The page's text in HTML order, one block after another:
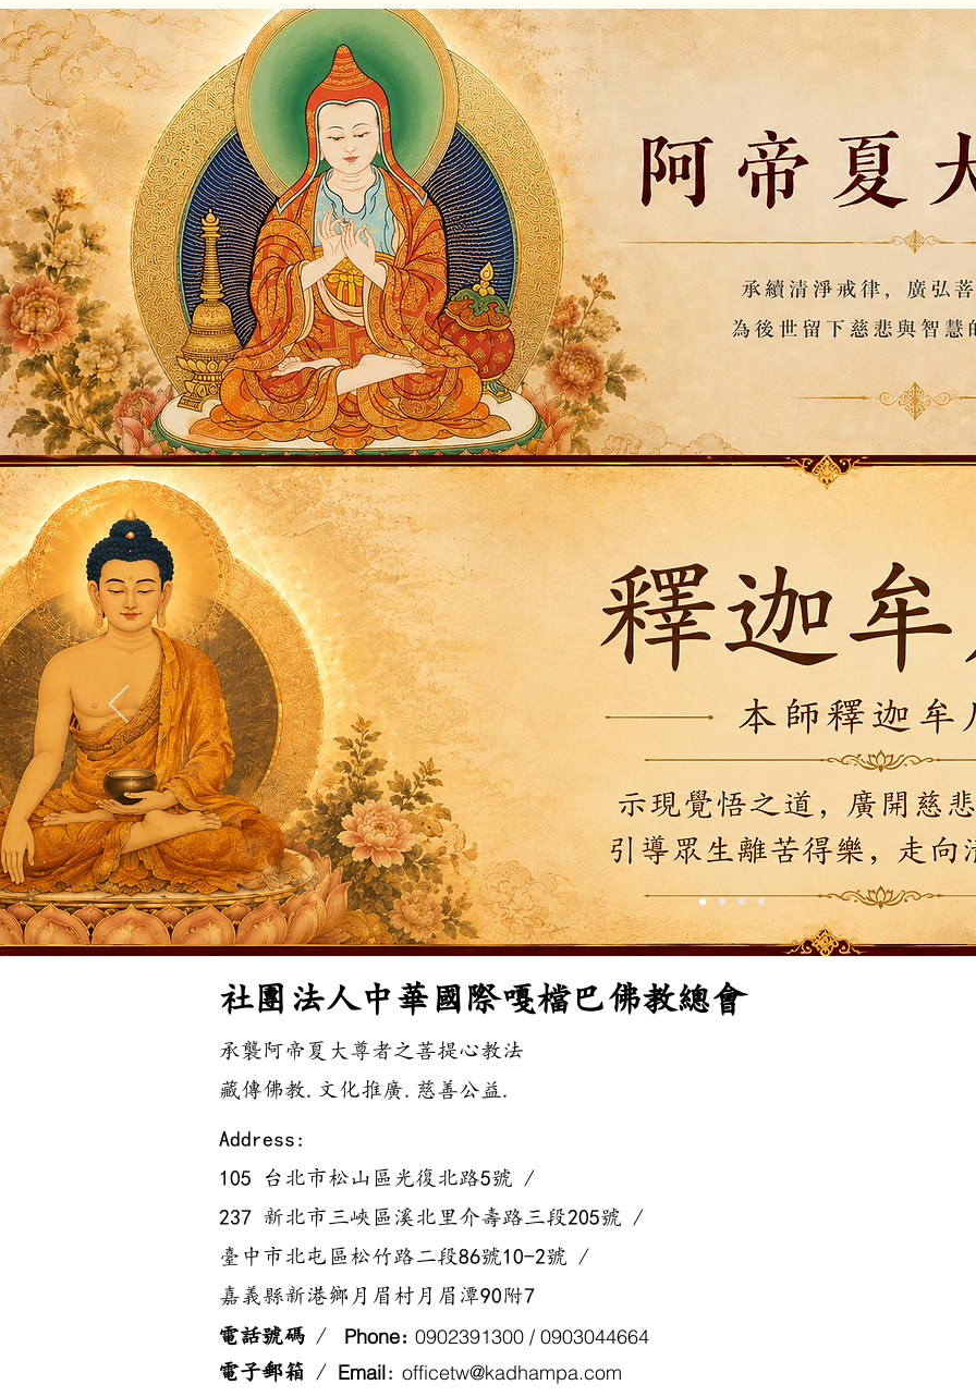
​社團法人中華國際嘎檔巴佛教總會
承襲阿帝夏大尊者之菩提心教法
藏傳佛教.文化推廣.慈善公益.​
Address:
105 台北市松山區光復北路5號 /
237 新北市三峽區溪北里介壽路三段205號 /
臺中市北屯區松竹路二段86號10-2號 /
嘉義縣新港鄉月眉村月眉潭90附7
電話號碼 / Phone: 0902391300 / 0903044664
電子郵箱 / Email: officetw@kadhampa.com